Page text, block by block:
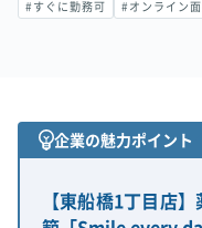
#すぐに勤務可 #オンライン
企業の魅力ポイント
【東船橋1丁目店